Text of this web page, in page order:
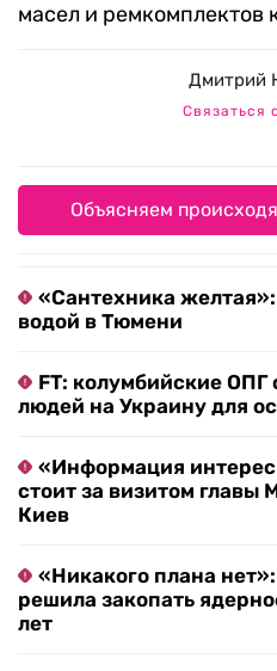
масел и ремкомплектов
Дмитрий
Связаться
Объясняем
«Сантехника
водой в Тюмени
FT: колумбийские ОПГ
людей на Украину для
«Информация
стоит за визитом
Киев
«Никакого плана
решила закопать
лет